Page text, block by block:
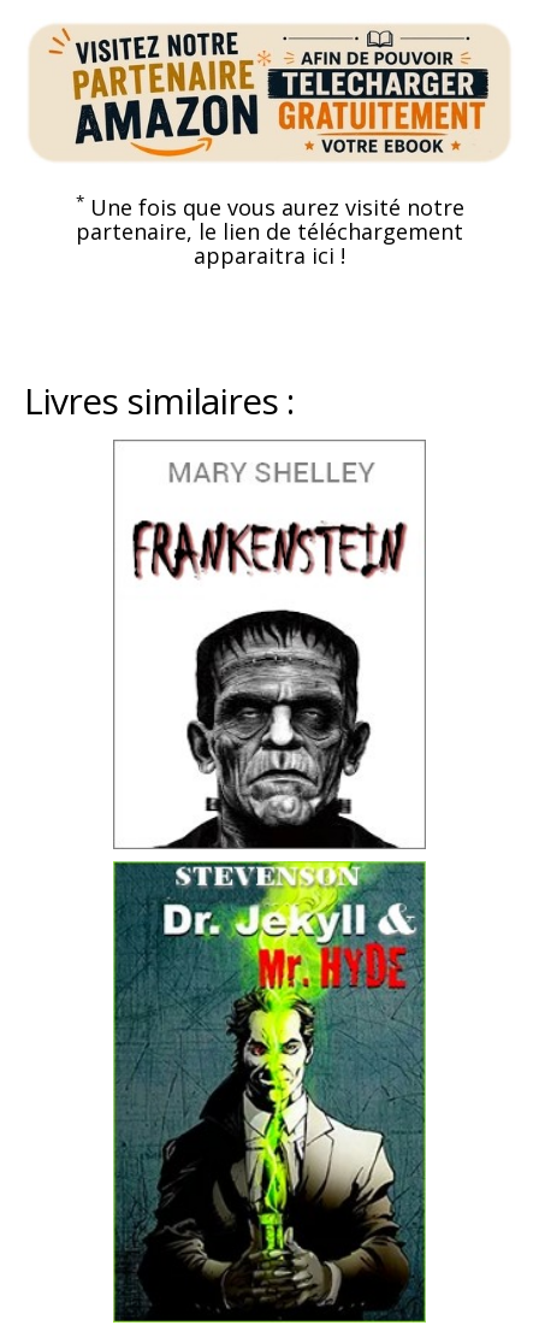
*Une fois que vous aurez visité notre
partenaire, le lien de téléchargement
apparaitra ici !
Livres similaires :